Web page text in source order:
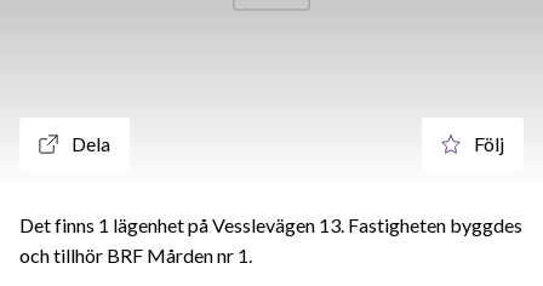
Dela Följ
Det finns 1 lägenhet på Vesslevägen 13. Fastigheten byggdes
och tillhör BRF Mården nr 1.